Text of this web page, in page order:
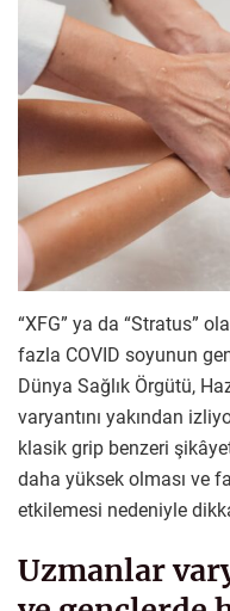
“XFG” ya da “Stratus”
fazla COVID soyunun
Dünya Sağlık Örgütü,
varyantını yakından
klasik grip benzeri
daha yüksek olması ve
etkilemesi nedeniyle
Uzmanlar